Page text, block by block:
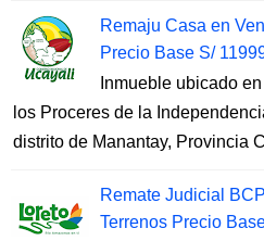
Remaju Casa en
Precio Base S/
Inmueble ubicado
los Proceres de la
distrito de Manantay, Provincia
Remate Judicial
Terrenos Precio